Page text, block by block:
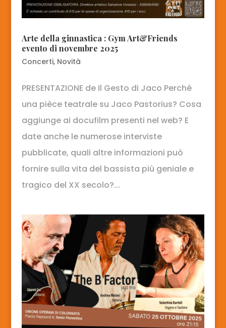
Arte della ginnastica : Gym Art&Friends
evento di novembre 2025
Concerti, Novità
PRESENTAZIONE de Il Gesto di Jaco Perché
una pièce teatrale su Jaco Pastorius? Cosa
aggiunge ai docufilm presenti nel web? E
date anche le numerose interviste
pubblicate, quali altre informazioni può
fornire sulla vita del bassista più geniale e
tragico del XX secolo?...